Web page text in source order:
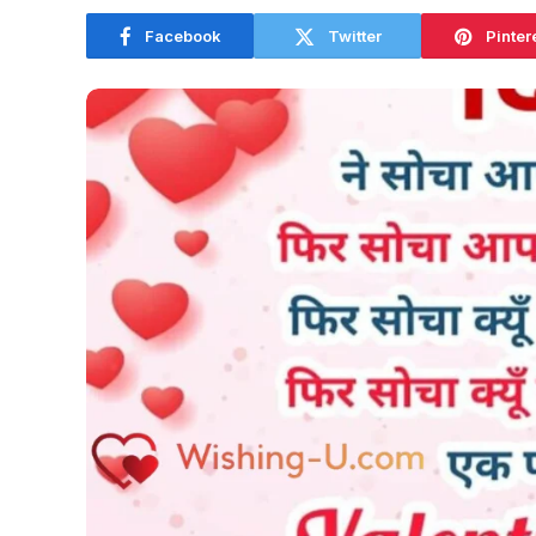
Facebook Twitter